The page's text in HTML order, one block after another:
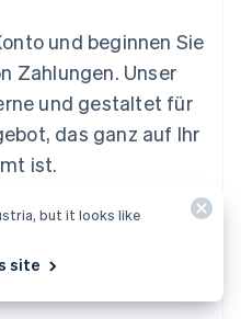
und beginnen Sie
Zahlungen. Unser
und gestaltet für
das ganz auf Ihr
ist.
kontaktieren
but it looks like
site